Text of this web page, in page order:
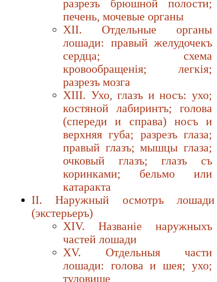
разрезъ брюшной полости;
печень, мочевые органы
XII. Отдельные органы
лошади: правый желудочекъ
сердца; схема
кровообращенiя; легкiя;
разрезъ мозга
XIII. Ухо, глазъ и носъ: ухо;
костяной лабиринтъ; голова
(спереди и справа) носъ и
верхняя губа; paзpезъ глаза;
правый глазъ; мышцы глаза;
очковый глазъ; глазъ съ
коринками; бельмо или
катаракта
II. Наружный осмотръ лошади
(экстерьеръ)
XIV. Названiе наружныхъ
частей лошади
XV. Отдельныя части
лошади: голова и шея; ухо;
туловище